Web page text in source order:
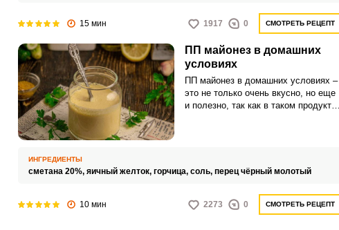
15 мин 1917 0 СМОТРЕТЬ РЕЦЕПТ
ПП майонез в домашних
условиях
ПП майонез в домашних условиях –
это не только очень вкусно, но еще
и полезно, так как в таком продукте
диетического же варианта,
ИНГРЕДИЕНТЫ
сметана 20%, яичный желток, горчица, соль, перец чёрный молотый
10 мин 2273 0 СМОТРЕТЬ РЕЦЕПТ